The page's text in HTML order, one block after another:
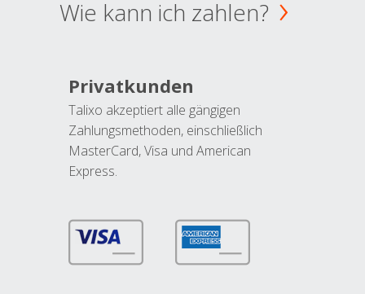
Wie kann ich zahlen?
Privatkunden
Talixo akzeptiert alle gängigen
Zahlungsmethoden, einschließlich
MasterCard, Visa und American
Express.